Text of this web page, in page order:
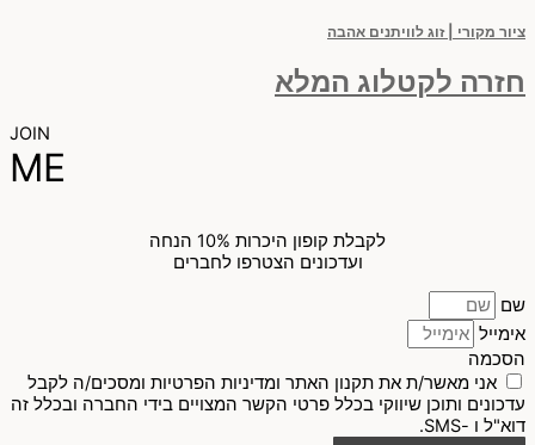
ציור מקורי | זוג לוויתנים אהבה
חזרה לקטלוג המלא
JOIN
ME
לקבלת קופון היכרות 10% הנחה
ועדכונים הצטרפו לחברים
שם
אימייל
הסכמה
אני מאשר/ת את תקנון האתר ומדיניות הפרטיות ומסכים/ה לקבל
עדכונים ותוכן שיווקי בכלל פרטי הקשר המצויים בידי החברה ובכלל זה
דוא"ל ו -SMS.